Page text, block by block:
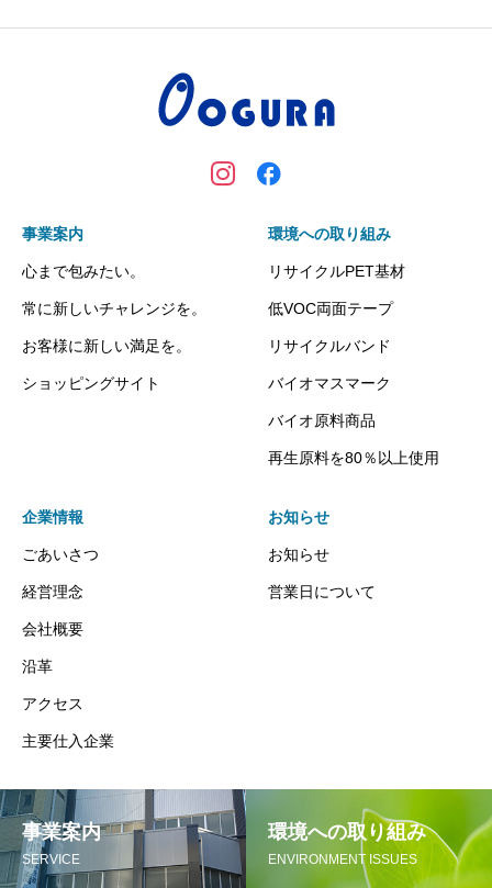
事業案内
心まで包みたい。
常に新しいチャレンジを。
お客様に新しい満足を。
ショッピングサイト
環境への取り組み
リサイクルPET基材
低VOC両面テープ
リサイクルバンド
バイオマスマーク
バイオ原料商品
再生原料を80％以上使用
企業情報
ごあいさつ
経営理念
会社概要
沿革
アクセス
主要仕入企業
お知らせ
お知らせ
営業日について
事業案内
SERVICE
環境への取り組み
ENVIRONMENT ISSUES